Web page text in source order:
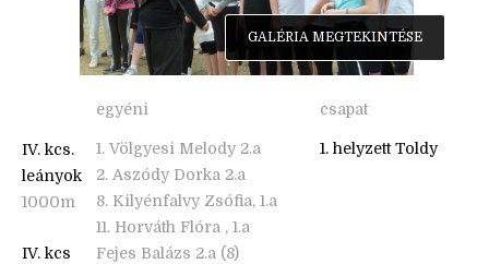
GALÉRIA MEGTEKINTÉSE
egyéni csapat
IV. kcs.
leányok
1000m
1. Völgyesi Melody 2.a
2. Aszódy Dorka 2.a
8. Kilyénfalvy Zsófia, 1.a
11. Horváth Flóra , 1.a
1. helyzett Toldy
IV. kcs
Fejes Balázs 2.a (8)